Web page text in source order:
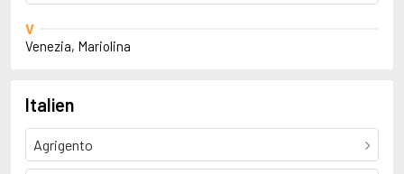
V
Venezia, Mariolina
Italien
Agrigento